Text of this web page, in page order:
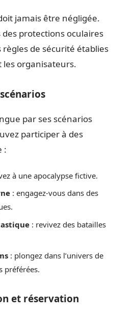
jamais être négligée.
protections oculaires
règles de sécurité établies
organisateurs.
par ses scénarios
participer à des
:
à une apocalypse fictive.
: engagez-vous dans des
: revivez des batailles
: plongez dans l’univers de
préférées.
et réservation